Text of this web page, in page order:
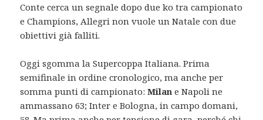
Conte cerca un segnale dopo due ko tra campionato
e Champions, Allegri non vuole un Natale con due
obiettivi già falliti.
Oggi sgomma la Supercoppa Italiana. Prima
semifinale in ordine cronologico, ma anche per
somma punti di campionato:Milan e Napoli ne
ammassano 63; Inter e Bologna, in campo domani,